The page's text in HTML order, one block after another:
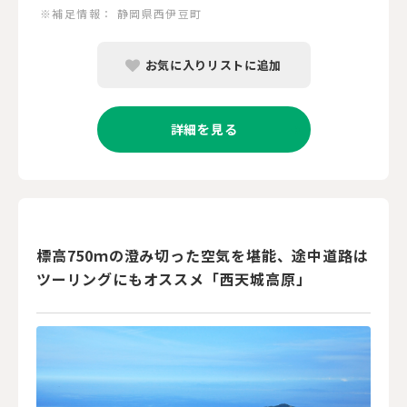
※補足情報： 静岡県西伊豆町
お気に入りリストに追加
詳細を見る
標高750ｍの澄み切った空気を堪能、途中道路は
ツーリングにもオススメ「西天城高原」